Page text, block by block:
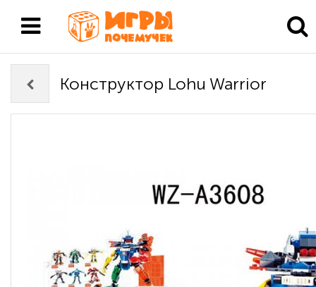
Конструктор Lohu Warrior